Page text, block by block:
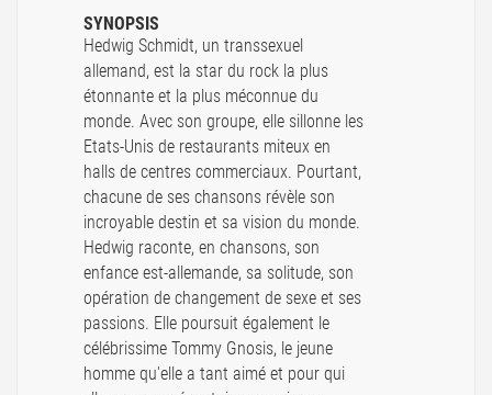
SYNOPSIS
Hedwig Schmidt, un transsexuel
allemand, est la star du rock la plus
étonnante et la plus méconnue du
monde. Avec son groupe, elle sillonne les
Etats-Unis de restaurants miteux en
halls de centres commerciaux. Pourtant,
chacune de ses chansons révèle son
incroyable destin et sa vision du monde.
Hedwig raconte, en chansons, son
enfance est-allemande, sa solitude, son
opération de changement de sexe et ses
passions. Elle poursuit également le
célébrissime Tommy Gnosis, le jeune
homme qu'elle a tant aimé et pour qui